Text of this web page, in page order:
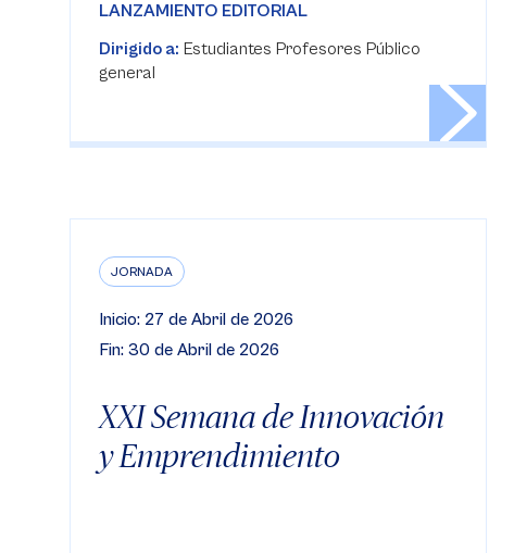
LANZAMIENTO EDITORIAL
Dirigido a: Estudiantes Profesores Público
general
JORNADA
Inicio: 27 de Abril de 2026
Fin: 30 de Abril de 2026
XXI Semana de Innovación
y Emprendimiento